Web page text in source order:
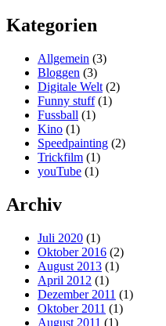
Kategorien
Allgemein (3)
Bloggen (3)
Digitale Welt (2)
Funny stuff(1)
Fussball (1)
Kino (1)
Speedpainting (2)
Trickfilm (1)
youTube (1)
Archiv
Juli 2020 (1)
Oktober 2016 (2)
August 2013 (1)
April 2012 (1)
Dezember 2011 (1)
Oktober 2011 (1)
August 2011 (1)